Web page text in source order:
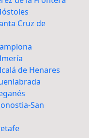
Cruz de
de Henares
San